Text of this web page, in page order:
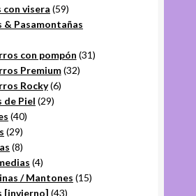
productos
con visera 5959
productos
& Pasamontañas
con pompón 3131
Premium 3232
Rocky 66
de Piel 2929
4040
2929
productos
88
productos
44
productos
/ Mantones 1515
[invierno] 4343